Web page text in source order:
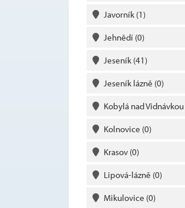
Javorník (1)
Jehnědí (0)
Jeseník (41)
Jeseník lázně (0)
Kobylá nad Vidnávkou
Kolnovice (0)
Krasov (0)
Lipová-lázně (0)
Mikulovice (0)